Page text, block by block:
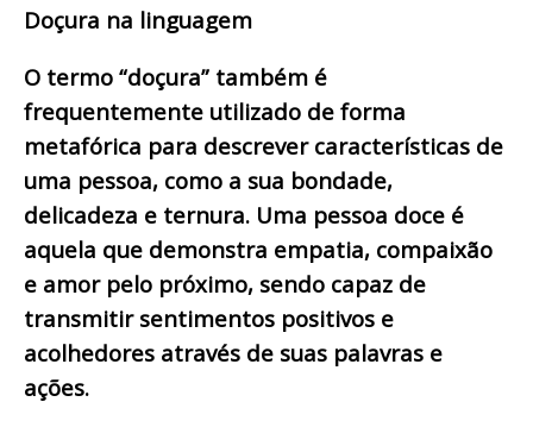
Doçura na linguagem
O termo “doçura” também é
frequentemente utilizado de forma
metafórica para descrever características de
uma pessoa, como a sua bondade,
delicadeza e ternura. Uma pessoa doce é
aquela que demonstra empatia, compaixão
e amor pelo próximo, sendo capaz de
transmitir sentimentos positivos e
acolhedores através de suas palavras e
ações.